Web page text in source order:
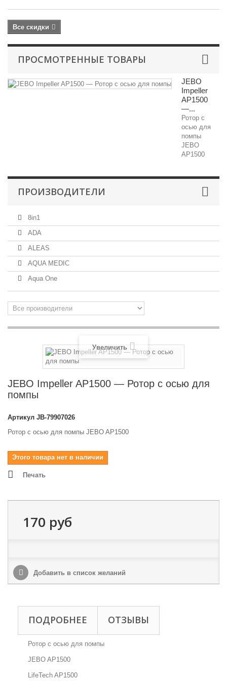
Все скидки
ПРОСМОТРЕННЫЕ ТОВАРЫ
JEBO
Impeller
AP1500
—...
Ротор с
осью для
помпы
JEBO
AP1500
ПРОИЗВОДИТЕЛИ
8in1
ADA
ALEAS
AQUA MEDIC
Aqua One
Увеличить
JEBO Impeller AP1500 — Ротор с осью для
помпы
Артикул JB-79907026
Ротор с осью для помпы JEBO AP1500
Этого товара нет в наличии
Печать
170 руб
Добавить в список желаний
ПОДРОБНЕЕ ОТЗЫВЫ
Ротор с осью для помпы
JEBO AP1500
LifeTech AP1500